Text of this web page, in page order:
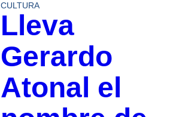
CULTURA
Lleva
Gerardo
Atonal el